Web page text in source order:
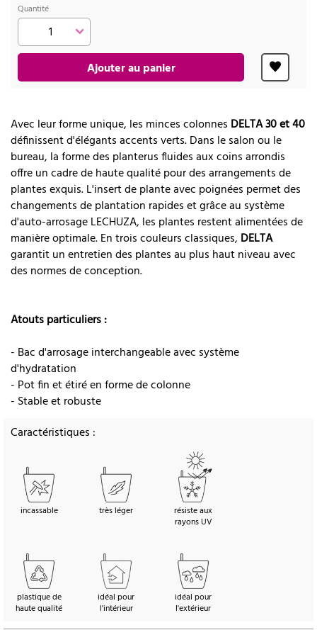
Quantité
Ajouter au panier
Avec leur forme unique, les minces colonnes DELTA 30 et 40
définissent d'élégants accents verts. Dans le salon ou le
bureau, la forme des planterus fluides aux coins arrondis
offre un cadre de haute qualité pour des arrangements de
plantes exquis. L'insert de plante avec poignées permet des
changements de plantation rapides et grâce au système
d'auto-arrosage LECHUZA, les plantes restent alimentées de
manière optimale. En trois couleurs classiques, DELTA
garantit un entretien des plantes au plus haut niveau avec
des normes de conception.
Atouts particuliers :
- Bac d'arrosage interchangeable avec système
d'hydratation
- Pot fin et étiré en forme de colonne
- Stable et robuste
Caractéristiques :
incassable très léger
résiste aux
rayons UV
plastique de
haute qualité
idéal pour
l'intérieur
idéal pour
l'extérieur